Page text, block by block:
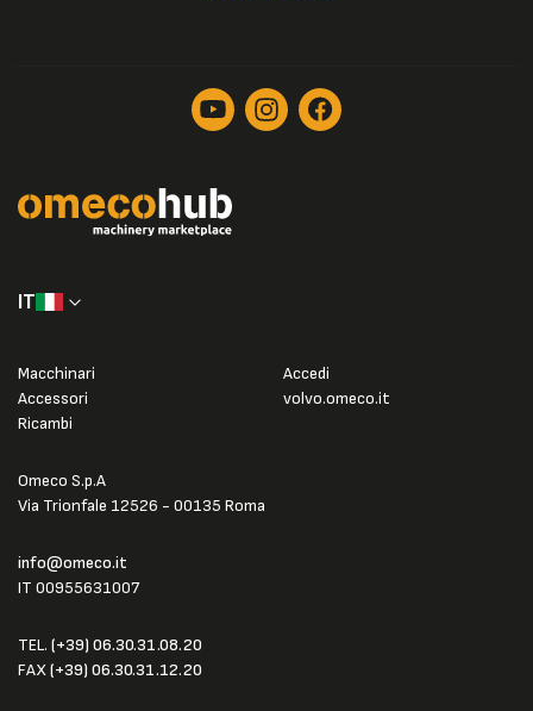
IT
Omeco S.p.A
Via Trionfale 12526 - 00135 Roma
info@omeco.it
IT 00955631007
TEL. (+39) 06.30.31.08.20
FAX(+39) 06.30.31.12.20
Macchinari
Accessori
Ricambi
Accedi
volvo.omeco.it